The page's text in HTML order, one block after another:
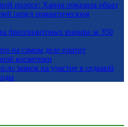
полосе: Ханна показала образ
перед романтическим
бриллиантовых винира за 350
на самом деле платит
косметики
заявок на участие в седьмой